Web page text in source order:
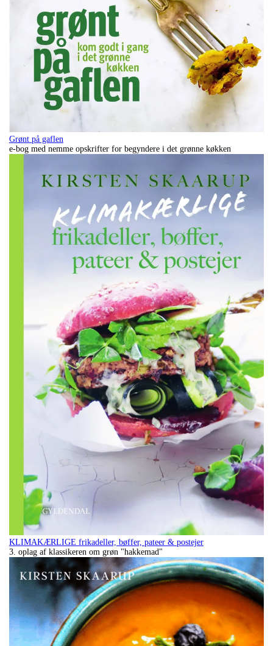
Grønt på gaflen
e-bog med nemme opskrifter for begyndere i det grønne køkken
KLIMAKÆRLIGE frikadeller, bøffer, pateer & postejer
3. oplag af klassikeren om grøn "hakkemad"